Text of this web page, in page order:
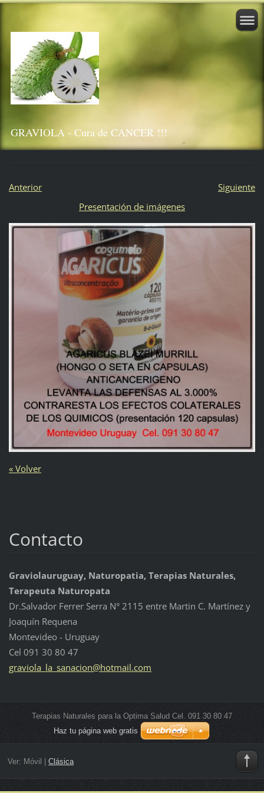
GRAVIOLA - Cura de CANCER !!!
Anterior
Siguiente
Presentación de imágenes
« Volver
Contacto
Graviolauruguay, Naturopatia, Terapias Naturales,
Terapeuta Naturopata
Dr.Salvador Ferrer Serra N° 2115 entre Martin C. Martínez y
Joaquín Requena
Montevideo - Uruguay
Cel 091 30 80 47
graviola _la_sanacion@hotmail.com
Terapias Naturales para la Optima Salud Cel. 091 30 80 47
Haz tu página web gratis
Ver: Móvil Clásica